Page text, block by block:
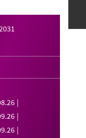
.26
.26
.26